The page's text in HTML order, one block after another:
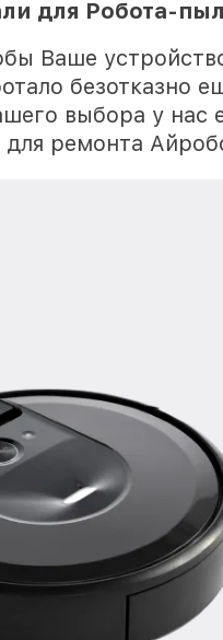
для Робота-
Ваше
безотказно
выбора у нас
для ремонта